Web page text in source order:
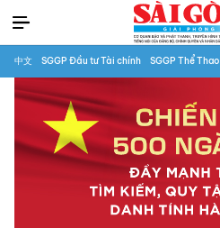
中文 SGGP Đầu tư Tài chính SGGP Thể Thao